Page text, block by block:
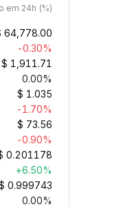
em 24h (%)
64,778.00
-0.30%
$ 1,911.71
0.00%
$ 1.035
-1.70%
$ 73.56
-0.90%
0.201178
+6.50%
0.999743
0.00%